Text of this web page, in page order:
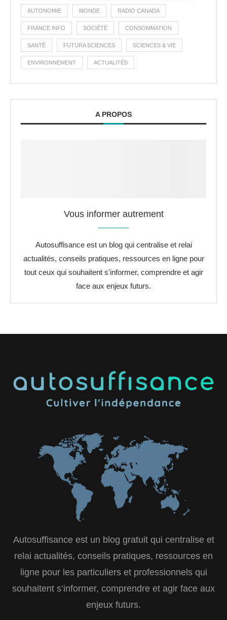
AUTONOMIE MONDE RADIO CANADA
FRANCE INFO SOCIÉTÉ CONSOMMATION
SANTÉ FUTURA SCIENCES SCIENCES & VIE
ENVIRONNEMENT ACTUALITÉS
A PROPOS
Vous informer autrement
Autosuffisance est un blog qui centralise et relai
actualités, conseils pratiques, ressources en ligne pour
tout ceux qui souhaitent s'informer, comprendre et agir
face aux enjeux futurs.
Autosuffisance est un blog gratuit qui centralise et
relai actualités, conseils pratiques, ressources en
ligne pour les particuliers et professionnels qui
souhaitent s’informer, comprendre et agir face aux
enjeux futurs.